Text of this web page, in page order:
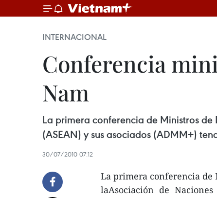
INTERNACIONAL
Conferencia
Nam
La primera conferencia de Ministros
(ASEAN) y sus asociados (ADMM+)
30/07/2010 07:12
La primera conferencia de
laAsociación de